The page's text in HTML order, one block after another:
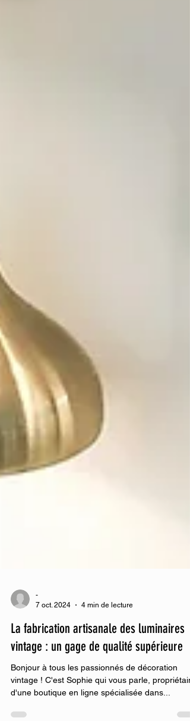
7 oct. 2024
4 min de lecture
La fabrication artisanale des luminaires
vintage : un gage de qualité supérieure
Bonjour à tous les passionnés de décoration
d'une boutique en ligne spécialisée dans...